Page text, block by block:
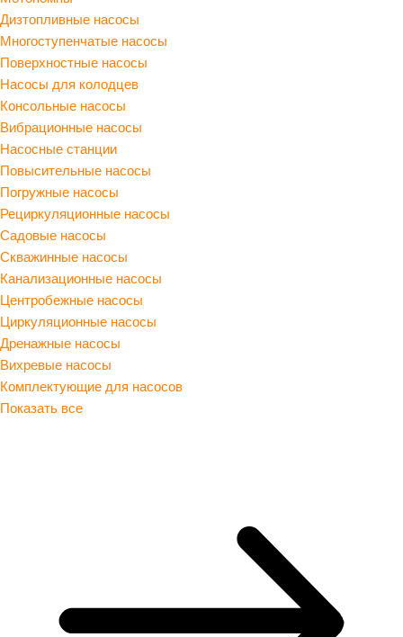
Дизтопливные насосы
Многоступенчатые насосы
Поверхностные насосы
Насосы для колодцев
Консольные насосы
Вибрационные насосы
Насосные станции
Повысительные насосы
Погружные насосы
Рециркуляционные насосы
Садовые насосы
Скважинные насосы
Канализационные насосы
Центробежные насосы
Циркуляционные насосы
Дренажные насосы
Вихревые насосы
Комплектующие для насосов
Показать все